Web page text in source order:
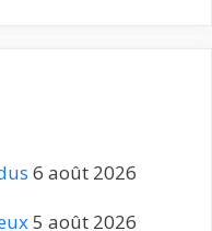
6 août 2026
5 août 2026